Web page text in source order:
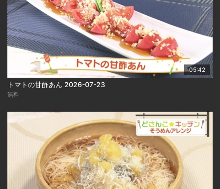
05:42
トマトの甘酢あん 2026-07-23
無料